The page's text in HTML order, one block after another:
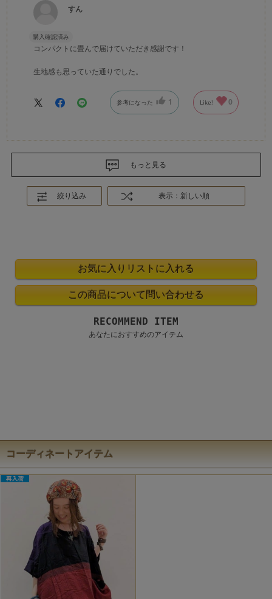
すん
購入確認済み
コンパクトに畳んで届けていただき感謝です！
生地感も思っていた通りでした。
参考になった 1 Like! 0
もっと見る
絞り込み 表示：新しい順
RECOMMEND ITEM
あなたにおすすめのアイテム
コーディネートアイテム